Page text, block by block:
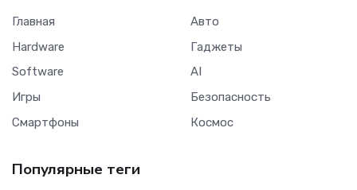
Главная
Hardware
Software
Игры
Смартфоны
Авто
Гаджеты
AI
Безопасность
Космос
Популярные теги